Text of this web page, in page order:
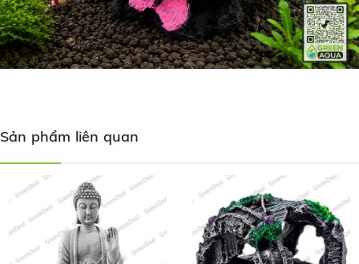
Sản phẩm liên quan